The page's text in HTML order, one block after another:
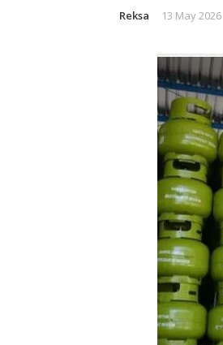
Reksa 13 May 2026